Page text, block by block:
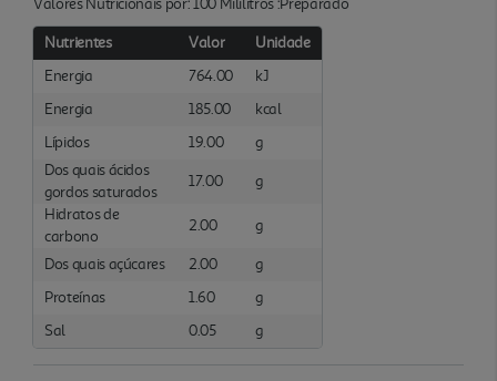
Nutrientes Valor
Unidade
Energia
764.00
kJ
Energia
185.00
kcal
Lípidos
19.00
g
Dos quais ácidos
gordos saturados
17.00
g
Hidratos de
carbono
2.00 g
Dos quais açúcares 2.00
g
Proteínas
1.60
g
Sal
0.05 g